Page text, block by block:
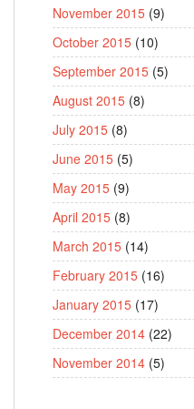
November 2015 (9)
October 2015 (10)
September 2015 (5)
August 2015 (8)
July 2015 (8)
June 2015 (5)
May 2015 (9)
April 2015 (8)
March 2015 (14)
February 2015 (16)
January 2015 (17)
December 2014 (22)
November 2014 (5)